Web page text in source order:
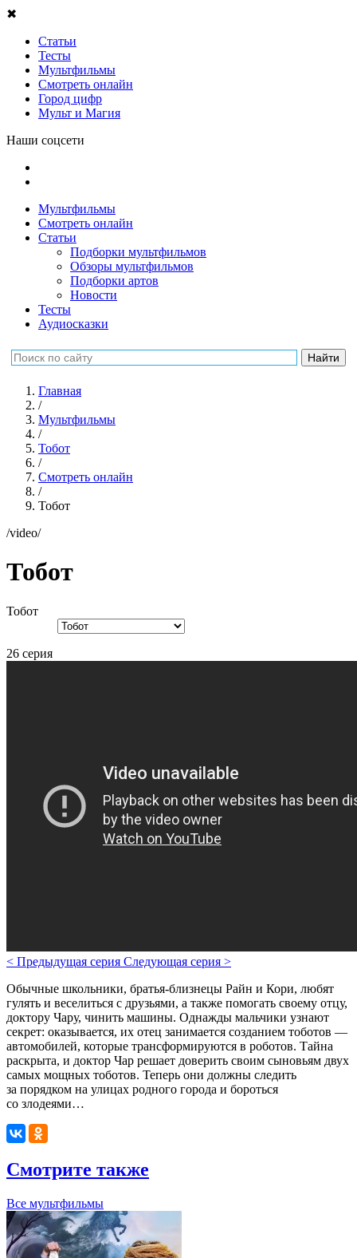
✖
Статьи
Тесты
Мультфильмы
Смотреть онлайн
Город цифр
Мульт и Магия
Наши соцсети
Мультфильмы
Смотреть онлайн
Статьи
Подборки мультфильмов
Обзоры мультфильмов
Подборки артов
Новости
Тесты
Аудиосказки
Главная
/
Мультфильмы
/
Тобот
/
Смотреть онлайн
/
Тобот
/video/
Тобот
Тобот
26 серия
< Предыдущая серия Следующая серия >
Обычные школьники, братья-близнецы Райн и Кори, любят
гулять и веселиться с друзьями, а также помогать своему отцу,
доктору Чару, чинить машины. Однажды мальчики узнают
секрет: оказывается, их отец занимается созданием тоботов —
автомобилей, которые трансформируются в роботов. Тайна
раскрыта, и доктор Чар решает доверить своим сыновьям двух
самых мощных тоботов. Теперь они должны следить
за порядком на улицах родного города и бороться
со злодеями…
Смотрите также
Все мультфильмы